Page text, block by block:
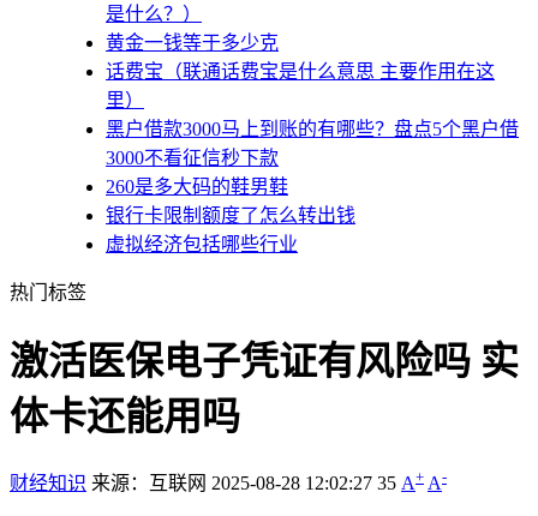
是什么？）
黄金一钱等于多少克
话费宝（联通话费宝是什么意思 主要作用在这
里）
黑户借款3000马上到账的有哪些？盘点5个黑户借
3000不看征信秒下款
260是多大码的鞋男鞋
银行卡限制额度了怎么转出钱
虚拟经济包括哪些行业
热门标签
激活医保电子凭证有风险吗 实
体卡还能用吗
财经知识 来源：互联网 2025-08-28 12:02:27 35 A+ A-